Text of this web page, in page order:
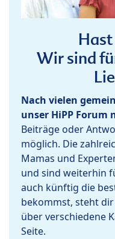
Hast
Wir sind
Nach vielen
unser HiPP Forum
Beiträge oder
möglich. Die
Mamas und
und sind weiterhin
auch künftig die
bekommst, steht
über verschiedene
Seite.